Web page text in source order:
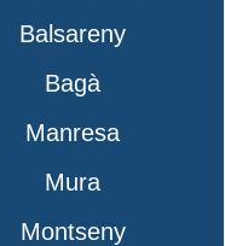
Balsareny
Bagà
Manresa
Mura
Montseny